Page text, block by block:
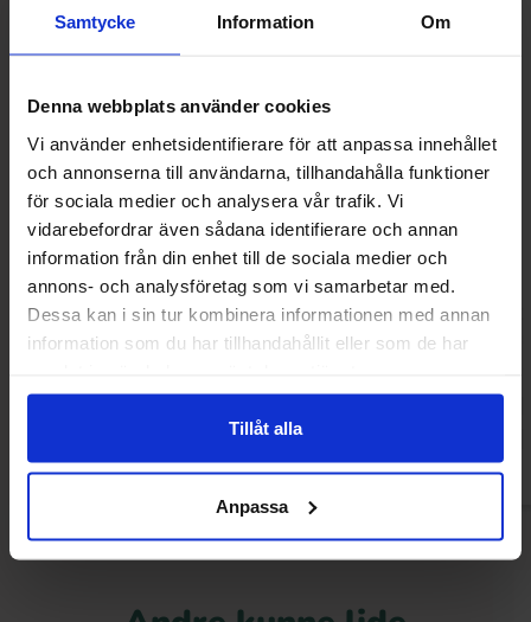
Samtycke Information Om
Denna webbplats använder cookies
Vi använder enhetsidentifierare för att anpassa innehållet
och annonserna till användarna, tillhandahålla funktioner
för sociala medier och analysera vår trafik. Vi
vidarebefordrar även sådana identifierare och annan
information från din enhet till de sociala medier och
annons- och analysföretag som vi samarbetar med.
Dessa kan i sin tur kombinera informationen med annan
information som du har tillhandahållit eller som de har
Tillåt alla
Anpassa
Warheads Super Sour Bubble Gum Pops
Blue Raspberry 105g
Johny Bee Candy